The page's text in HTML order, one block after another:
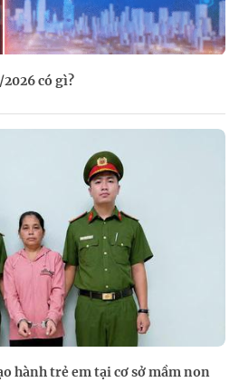
có gì?
hành trẻ em tại cơ sở mầm non